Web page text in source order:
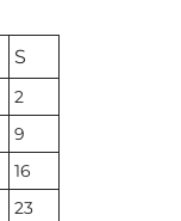
S
2
9
16
23